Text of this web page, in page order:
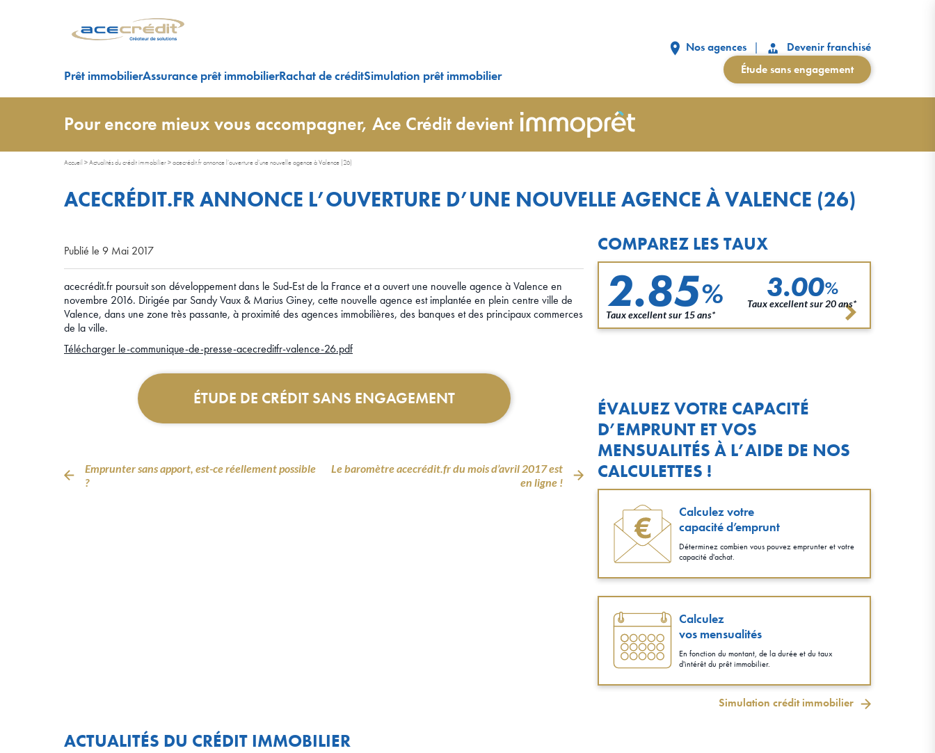
Prêt immobilierAssurance prêt immobilierRachat de créditSimulation prêt immobilier
Nos agences
Devenir franchisé
Étude sans engagement
Pour encore mieux vous accompagner, Ace Crédit devient
Accueil >Actualités du crédit immobilier>acecrédit.fr annonce l’ouverture d’une nouvelle agence à Valence (26)
ACECRÉDIT.FR ANNONCE L’OUVERTURE D’UNE NOUVELLE AGENCE À VALENCE (26)
Publié le 9 Mai 2017
acecrédit.fr poursuit son développement dans le Sud‐Est de la France et a ouvert une nouvelle agence à Valence en
novembre 2016. Dirigée par Sandy Vaux & Marius Giney, cette nouvelle agence est implantée en plein centre ville de
Valence, dans une zone très passante, à proximité des agences immobilières, des banques et des principaux commerces
de la ville.
Télécharger le-communique-de-presse-acecreditfr-valence-26.pdf
ÉTUDE DE CRÉDIT SANS ENGAGEMENT
Emprunter sans apport, est-ce réellement possible
?
Le baromètre acecrédit.fr du mois d’avril 2017 est
en ligne !
COMPAREZ LES TAUX
2.85%
Taux excellent sur 15 ans*
3.00%
Taux excellent sur 20 ans*
ÉVALUEZ VOTRE CAPACITÉ
D’EMPRUNT ET VOS
MENSUALITÉS À L’AIDE DE NOS
CALCULETTES !
Calculez votre
capacité d’emprunt
Déterminez combien vous pouvez emprunter et votre
capacité d'achat.
Calculez
vos mensualités
En fonction du montant, de la durée et du taux
d'intérêt du prêt immobilier.
Simulation crédit immobilier
ACTUALITÉS DU CRÉDIT IMMOBILIER